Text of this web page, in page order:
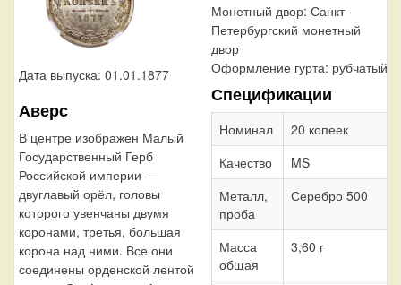
Дата выпуска: 01.01.1877
Аверс
В центре изображен Малый
Государственный Герб
Российской империи —
двуглавый орёл, головы
которого увенчаны двумя
коронами, третья, большая
корона над ними. Все они
соединены орденской лентой
Монетный двор: Санкт-
Петербургский монетный
двор
Оформление гурта: рубчатый
Спецификации
Номинал
20 копеек
Качество
MS
Металл,
проба
Серебро 500
Масса
общая
3,60 г